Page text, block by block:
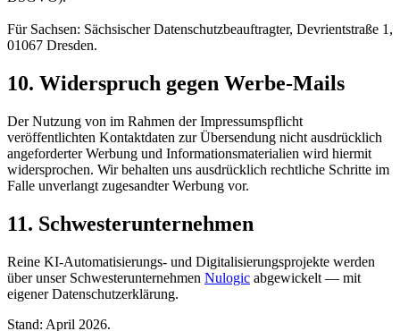
Für Sachsen: Sächsischer Datenschutz­beauftragter, Devrientstraße 1,
01067 Dresden.
10. Widerspruch gegen Werbe-Mails
Der Nutzung von im Rahmen der Impressums­pflicht
veröffentlichten Kontaktdaten zur Übersendung nicht ausdrücklich
angeforderter Werbung und Informations­materialien wird hiermit
widersprochen. Wir behalten uns ausdrücklich rechtliche Schritte im
Falle unverlangt zugesandter Werbung vor.
11. Schwesterunternehmen
Reine KI-Automatisierungs- und Digitalisierungsprojekte werden
über unser Schwesterunternehmen Nulogic abgewickelt — mit
eigener Datenschutzerklärung.
Stand: April 2026.